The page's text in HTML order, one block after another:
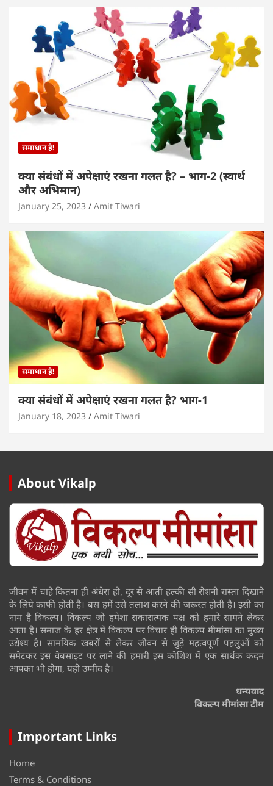
समाधान है!
क्या संबंधों में अपेक्षाएं रखना गलत है? – भाग-2 (स्वार्थ
और अभिमान)
January 25, 2023 Amit Tiwari
समाधान है!
क्या संबंधों में अपेक्षाएं रखना गलत है? भाग-1
January 18, 2023 Amit Tiwari
About Vikalp
जीवन में चाहे कितना ही अंधेरा हो, दूर से आती हल्की सी रोशनी रास्ता दिखाने
के लिये काफी होती है। बस हमें उसे तलाश करने की जरूरत होती है। इसी का
नाम है विकल्प। विकल्प जो हमेशा सकारात्मक पक्ष को हमारे सामने लेकर
आता है। समाज के हर क्षेत्र में विकल्प पर विचार ही विकल्प मीमांसा का मुख्य
उद्येश्य है। सामयिक खबरों से लेकर जीवन से जुड़े महत्वपूर्ण पहलुओं को
समेटकर इस वेबसाइट पर लाने की हमारी इस कोशिश में एक सार्थक कदम
आपका भी होगा, यही उम्मीद है।
धन्यवाद
विकल्प मीमांसा टीम
Important Links
Home
Terms & Conditions